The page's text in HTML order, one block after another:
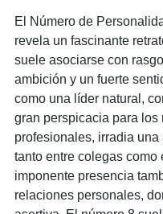
El Número de
revela un fascinante
suele asociarse con
ambición y un fuerte
como una líder natural,
gran perspicacia para
profesionales, irradia
tanto entre colegas como
imponente presencia
relaciones personales,